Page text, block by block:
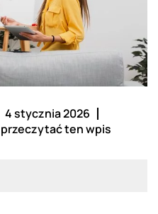
4 stycznia 2026
ten wpis